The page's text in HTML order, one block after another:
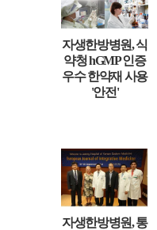
자생한방병원, 식
약청 hGMP 인증
우수 한약재 사용
'안전'
자생한방병원, 통